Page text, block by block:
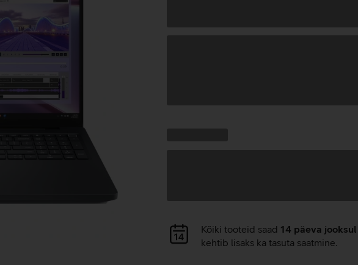
Andmete
laadimine
Kõiki tooteid saad 14 päeva jooksul
kehtib lisaks ka tasuta saatmine.